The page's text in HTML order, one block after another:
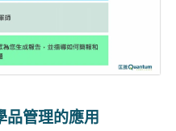
品管理的應用